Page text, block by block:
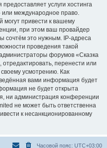
услуги хостинга
международное право.
привести к вашему
при этом ваш провайдер
сочтём это нужным. IP-адреса
проведения такой
форумов «Сказка
перенести или
усмотрению. Как
вами информация будет
не будет открыта
ни администрация конференции
не может быть ответственна
к несанкционированному
Часовой пояс: UTC+03:00